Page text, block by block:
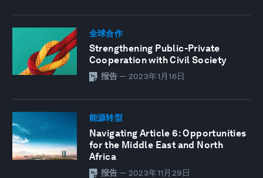
全球合作
Strengthening Public-Private
Cooperation with Civil Society
报告 — 2023年1月16日
能源转型
Navigating Article 6: Opportunities
for the Middle East and North
Africa
报告 — 2023年11月29日